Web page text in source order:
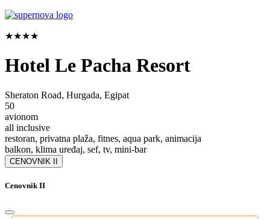
★★★★
Hotel Le Pacha Resort
Sheraton Road, Hurgada, Egipat
50
avionom
all inclusive
restoran, privatna plaža, fitnes, aqua park, animacija
balkon, klima uređaj, sef, tv, mini-bar
CENOVNIK II
Cenovnik II